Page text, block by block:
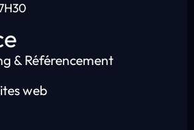
& Référencement
web